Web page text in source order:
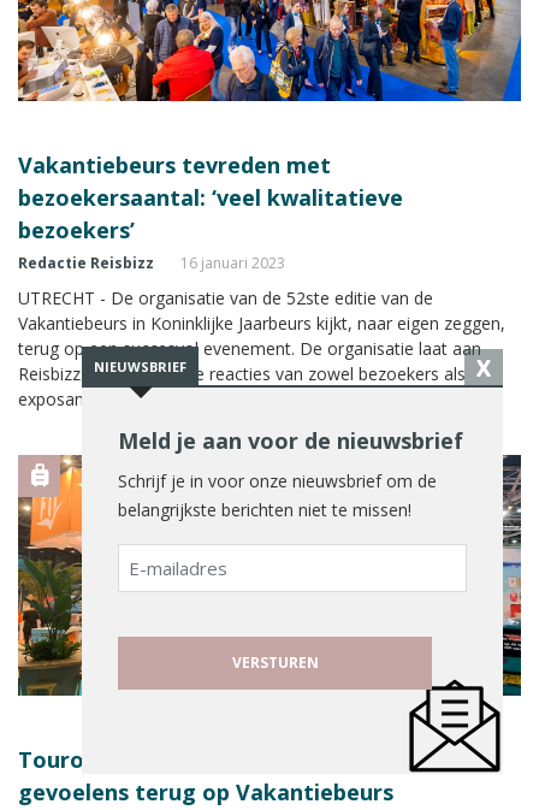
Vakantiebeurs tevreden met
bezoekersaantal: ‘veel kwalitatieve
bezoekers’
Redactie Reisbizz 16 januari 2023
UTRECHT - De organisatie van de 52ste editie van de
Vakantiebeurs in Koninklijke Jaarbeurs kijkt, naar eigen zeggen,
terug op een succesvol evenement. De organisatie laat aan
Reisbizz.nl weten dat de reacties van zowel bezoekers als
exposanten lovend waren. Een opvallende deelnemer was
ooit op de beurs.
Touroperators kijken met gemengde
gevoelens terug op Vakantiebeurs
NIEUWSBRIEF X
Meld je aan voor de nieuwsbrief
Schrijf je in voor onze nieuwsbrief om de
belangrijkste berichten niet te missen!
E-
mailadres